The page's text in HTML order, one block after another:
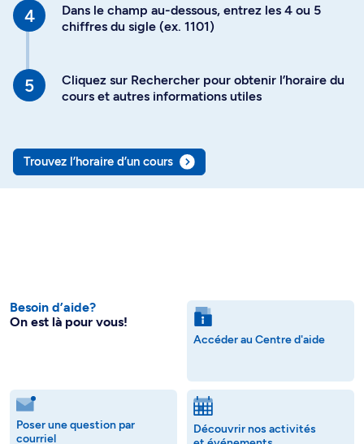
Dans le champ au-dessous, entrez les 4 ou 5
chiffres du sigle (ex. 1101)
Cliquez sur Rechercher pour obtenir l’horaire du
cours et autres informations utiles
Trouvez l’horaire d’un cours
Besoin d’aide?
On est là pour vous!
Accéder au Centre d'aide
Poser une question par
courriel
Découvrir nos activités